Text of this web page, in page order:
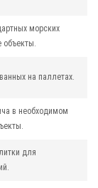
морских
объекты.
на паллетах.
в необходимом
для